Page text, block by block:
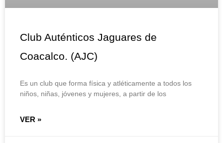
Club Auténticos Jaguares de
Coacalco. (AJC)
Es un club que forma física y atléticamente a todos los
niños, niñas, jóvenes y mujeres, a partir de los
VER »